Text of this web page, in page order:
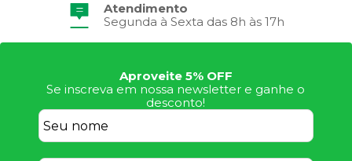
Atendimento
Segunda à Sexta das 8h às 17h
Aproveite 5% OFF
Se inscreva em nossa newsletter e ganhe o
desconto!